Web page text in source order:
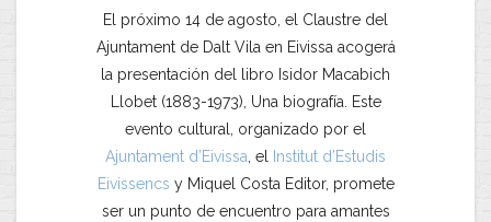
El próximo 14 de agosto, el Claustre del
Ajuntament de Dalt Vila en Eivissa acogerá
la presentación del libro Isidor Macabich
Llobet (1883-1973), Una biografía. Este
evento cultural, organizado por el
Ajuntament d’Eivissa, el Institut d’Estudis
Eivissencs y Miquel Costa Editor, promete
ser un punto de encuentro para amantes